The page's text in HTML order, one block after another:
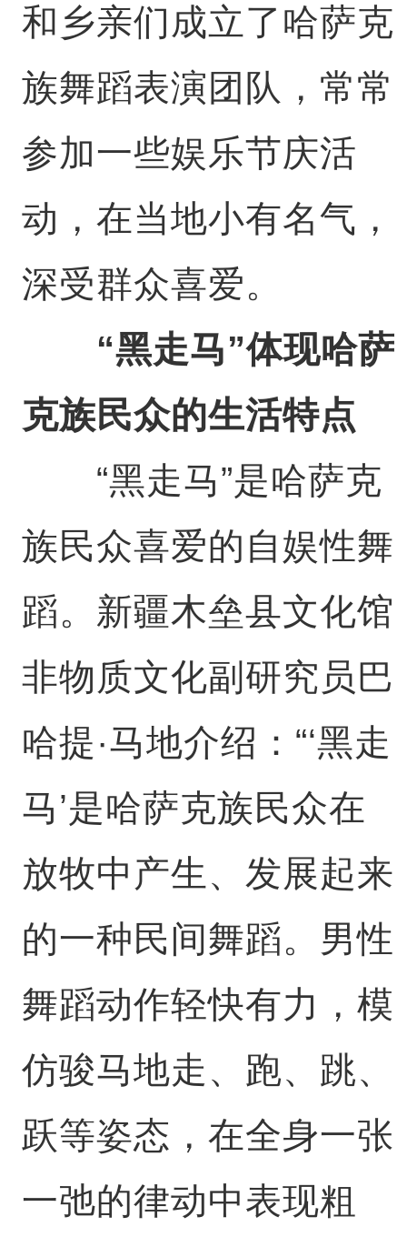
和乡亲们成立了哈萨克
族舞蹈表演团队，常常
参加一些娱乐节庆活
动，在当地小有名气，
深受群众喜爱。
“黑走马”体现哈萨
克族民众的生活特点
“黑走马”是哈萨克
族民众喜爱的自娱性舞
蹈。新疆木垒县文化馆
非物质文化副研究员巴
哈提·马地介绍：“‘黑走
马’是哈萨克族民众在
放牧中产生、发展起来
的一种民间舞蹈。男性
舞蹈动作轻快有力，模
仿骏马地走、跑、跳、
跃等姿态，在全身一张
一弛的律动中表现粗